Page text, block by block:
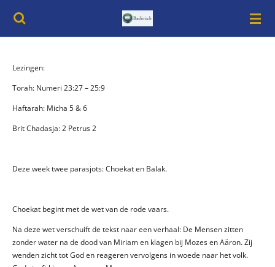
Ga
direct
naar
hoofdinhoud
Lezingen:
Torah: Numeri 23:27 – 25:9
Haftarah: Micha 5 & 6
Brit Chadasja: 2 Petrus 2
Deze week twee parasjots: Choekat en Balak.
Choekat begint met de wet van de rode vaars.
Na deze wet verschuift de tekst naar een verhaal: De Mensen zitten
zonder water na de dood van Miriam en klagen bij Mozes en Aäron. Zij
wenden zicht tot God en reageren vervolgens in woede naar het volk.